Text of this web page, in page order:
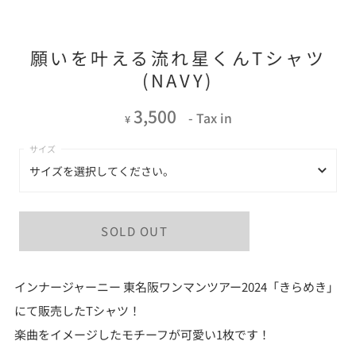
願いを叶える流れ星くんTシャツ
(NAVY)
¥ 3,500 - Tax in
サイズを選択してください。
XL
SOLD OUT
インナージャーニー 東名阪ワンマンツアー2024「きらめき」
にて販売したTシャツ！
楽曲をイメージしたモチーフが可愛い1枚です！